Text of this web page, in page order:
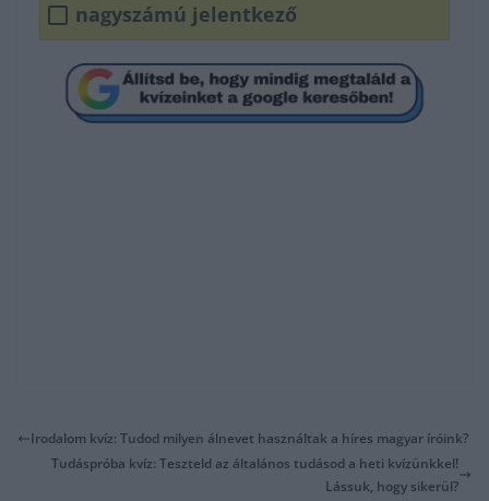
nagyszámú jelentkező
Irodalom kvíz: Tudod milyen álnevet használtak a híres magyar íróink?
Tudáspróba kvíz: Teszteld az általános tudásod a heti kvízünkkel!
Lássuk, hogy sikerül?